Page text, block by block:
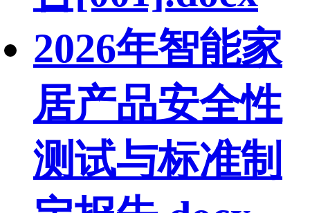
2026年智能家
居产品安全性
测试与标准制